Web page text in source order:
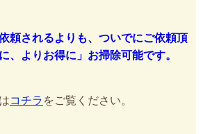
頼されるよりも、ついでにご依頼頂
、よりお得に」お掃除可能です。
コチラ をご覧ください。